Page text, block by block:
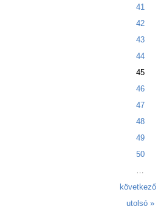
41
42
43
44
45
46
47
48
49
50
következő
utolsó »